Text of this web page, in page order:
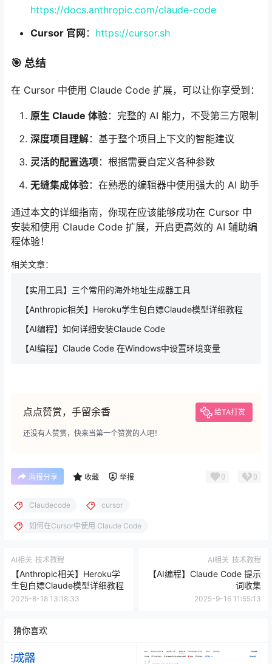
https://docs.anthropic.com/claude-code
Cursor 官网 ： https://cursor.sh
🎯 总结
在 Cursor 中使用 Claude Code 扩展，可以让你享受到：
原生 Claude 体验：完整的 AI 能力，不受第三方限制
深度项目理解：基于整个项目上下文的智能建议
灵活的配置选项：根据需要自定义各种参数
无缝集成体验：在熟悉的编辑器中使用强大的 AI 助手
通过本文的详细指南，你现在应该能够成功在 Cursor 中
安装和使用 Claude Code 扩展，开启更高效的 AI 辅助编
程体验！
相关文章：
【实用工具】三个常用的海外地址生成器工具
【Anthropic相关】Heroku学生包白嫖Claude模型详细教程
【AI编程】如何详细安装Claude Code
【AI编程】Claude Code 在Windows中设置环境变量
点点赞赏，手留余香 给TA打赏
还没有人赞赏，快来当第一个赞赏的人吧！
海报分享 收藏 举报 0 0
Claudecode cursor
如何在Cursor中使用 Claude Code
AI相关 技术教程
【Anthropic相关】Heroku学
生包白嫖Claude模型详细教程
2025-8-18 13:18:33
AI相关 技术教程
【AI编程】Claude Code 提示
词收集
2025-9-16 11:55:13
猜你喜欢